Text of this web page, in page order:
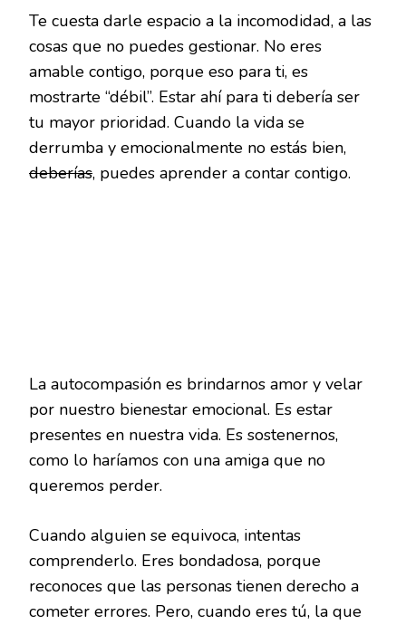
Te cuesta darle espacio a la incomodidad, a las
cosas que no puedes gestionar. No eres
amable contigo, porque eso para ti, es
mostrarte “débil”. Estar ahí para ti debería ser
tu mayor prioridad. Cuando la vida se
derrumba y emocionalmente no estás bien,
deberías, puedes aprender a contar contigo.
La autocompasión es brindarnos amor y velar
por nuestro bienestar emocional. Es estar
presentes en nuestra vida. Es sostenernos,
como lo haríamos con una amiga que no
queremos perder.
Cuando alguien se equivoca, intentas
comprenderlo. Eres bondadosa, porque
reconoces que las personas tienen derecho a
cometer errores. Pero, cuando eres tú, la que